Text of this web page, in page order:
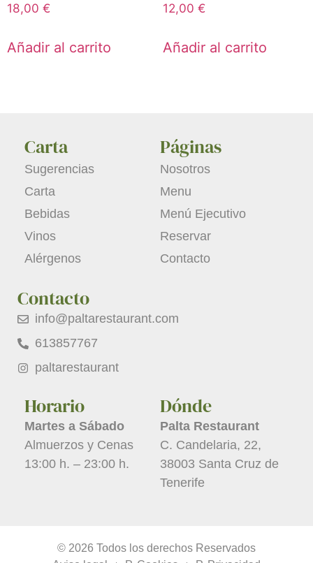
18,00 €
Añadir al carrito
12,00 €
Añadir al carrito
Carta
Sugerencias
Carta
Bebidas
Vinos
Alérgenos
Páginas
Nosotros
Menu
Menú Ejecutivo
Reservar
Contacto
Contacto
info@paltarestaurant.com
613857767
paltarestaurant
Horario
Martes a Sábado
Almuerzos y Cenas
13:00 h. – 23:00 h.
Dónde
Palta Restaurant
C. Candelaria, 22,
38003 Santa Cruz de
Tenerife
© 2026 Todos los derechos Reservados